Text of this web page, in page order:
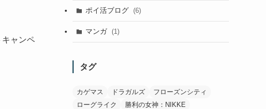
キャンペ
ポイ活ブログ (6)
マンガ (1)
タグ
カゲマス ドラガルズ
フローズンシティ
ローグライク
勝利の女神：NIKKE